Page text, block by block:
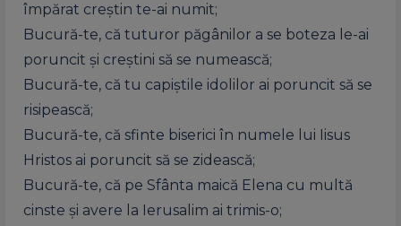
împărat creștin te-ai numit;
Bucură-te, că tuturor păgânilor a se boteza le-ai
poruncit și creștini să se numească;
Bucură-te, că tu capiștile idolilor ai poruncit să se
risipească;
Bucură-te, că sfinte biserici în numele lui Iisus
Hristos ai poruncit să se zidească;
Bucură-te, că pe Sfânta maică Elena cu multă
cinste și avere la Ierusalim ai trimis-o;